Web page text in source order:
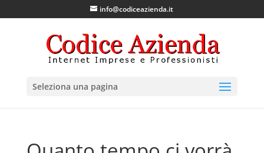
info@codiceazienda.it
Seleziona una pagina